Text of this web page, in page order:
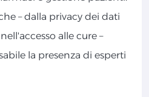
– dalla privacy dei dati
alle cure –
la presenza di esperti